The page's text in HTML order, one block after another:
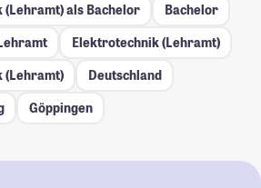
als Bachelor
Bachelor
Elektrotechnik (Lehramt)
Deutschland
Göppingen